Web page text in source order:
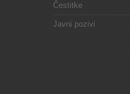
Čestitke
Javni pozivi